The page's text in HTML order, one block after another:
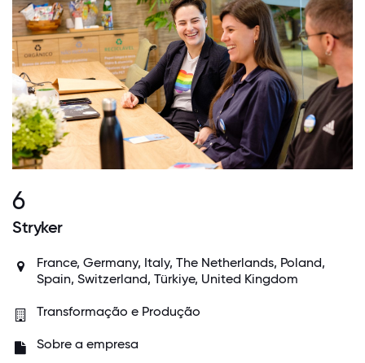
6
Stryker
France, Germany, Italy, The Netherlands, Poland,
Spain, Switzerland, Türkiye, United Kingdom
Transformação e Produção
Sobre a empresa